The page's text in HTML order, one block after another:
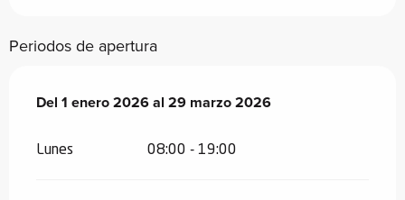
Periodos de apertura
Del 1 enero 2026al 29 marzo 2026
Del 1 enero 2026al 29 marzo 2026
Lunes 08:00 - 19:00